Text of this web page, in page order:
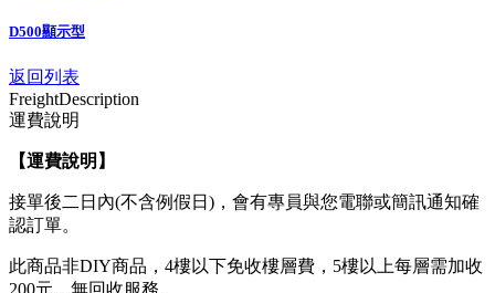
D500顯示型
返回列表
FreightDescription
運費說明
【運費說明 】
接單後二日內(不含例假日)，會有專員與您電聯或簡訊通知確
認訂單。
此商品非DIY商品，4樓以下免收樓層費，5樓以上每層需加收